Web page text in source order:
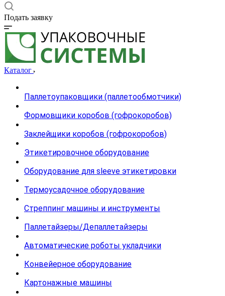
Подать заявку
Каталог
Паллетоупаковщики (паллетообмотчики)
Формовщики коробов (гофрокоробов)
Заклейщики коробов (гофрокоробов)
Этикетировочное оборудование
Оборудование для sleeve этикетировки
Термоусадочное оборудование
Стреппинг машины и инструменты
Паллетайзеры/Депаллетайзеры
Автоматические роботы укладчики
Конвейерное оборудование
Картонажные машины